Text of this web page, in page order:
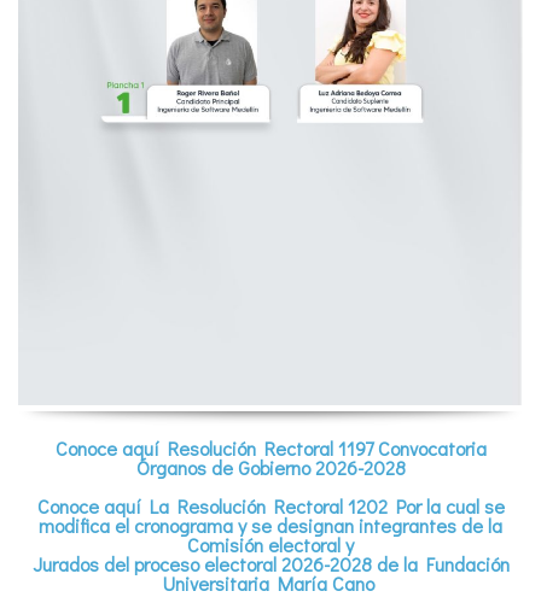
Conoce aquí Resolución Rectoral 1197 Convocatoria
Órganos de Gobierno 2026-2028
Conoce aquí La Resolución Rectoral 1202 Por la cual se
modifica el cronograma y se designan integrantes de la
Comisión electoral y
Jurados del proceso electoral 2026-2028 de la Fundación
Universitaria María Cano